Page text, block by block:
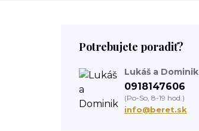
Potrebujete poradiť?
Lukáš a Dominik
0918147606
(Po-So, 8-19 hod.)
info@beret.sk